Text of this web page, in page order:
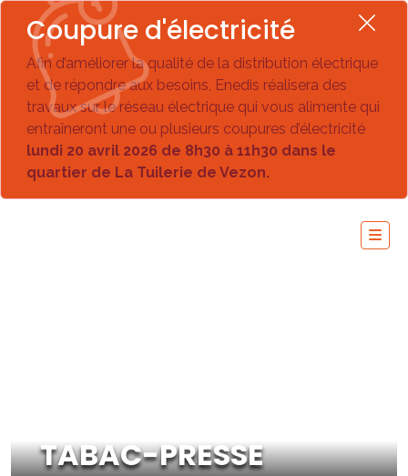
Coupure d'électricité
Afin d’améliorer la qualité de la distribution électrique
et de répondre aux besoins, Enedis réalisera des
travaux sur le réseau électrique qui vous alimente qui
entraîneront une ou plusieurs coupures d’électricité
lundi 20 avril 2026 de 8h30 à 11h30 dans le
quartier de La Tuilerie de Vezon.
TABAC-PRESSE